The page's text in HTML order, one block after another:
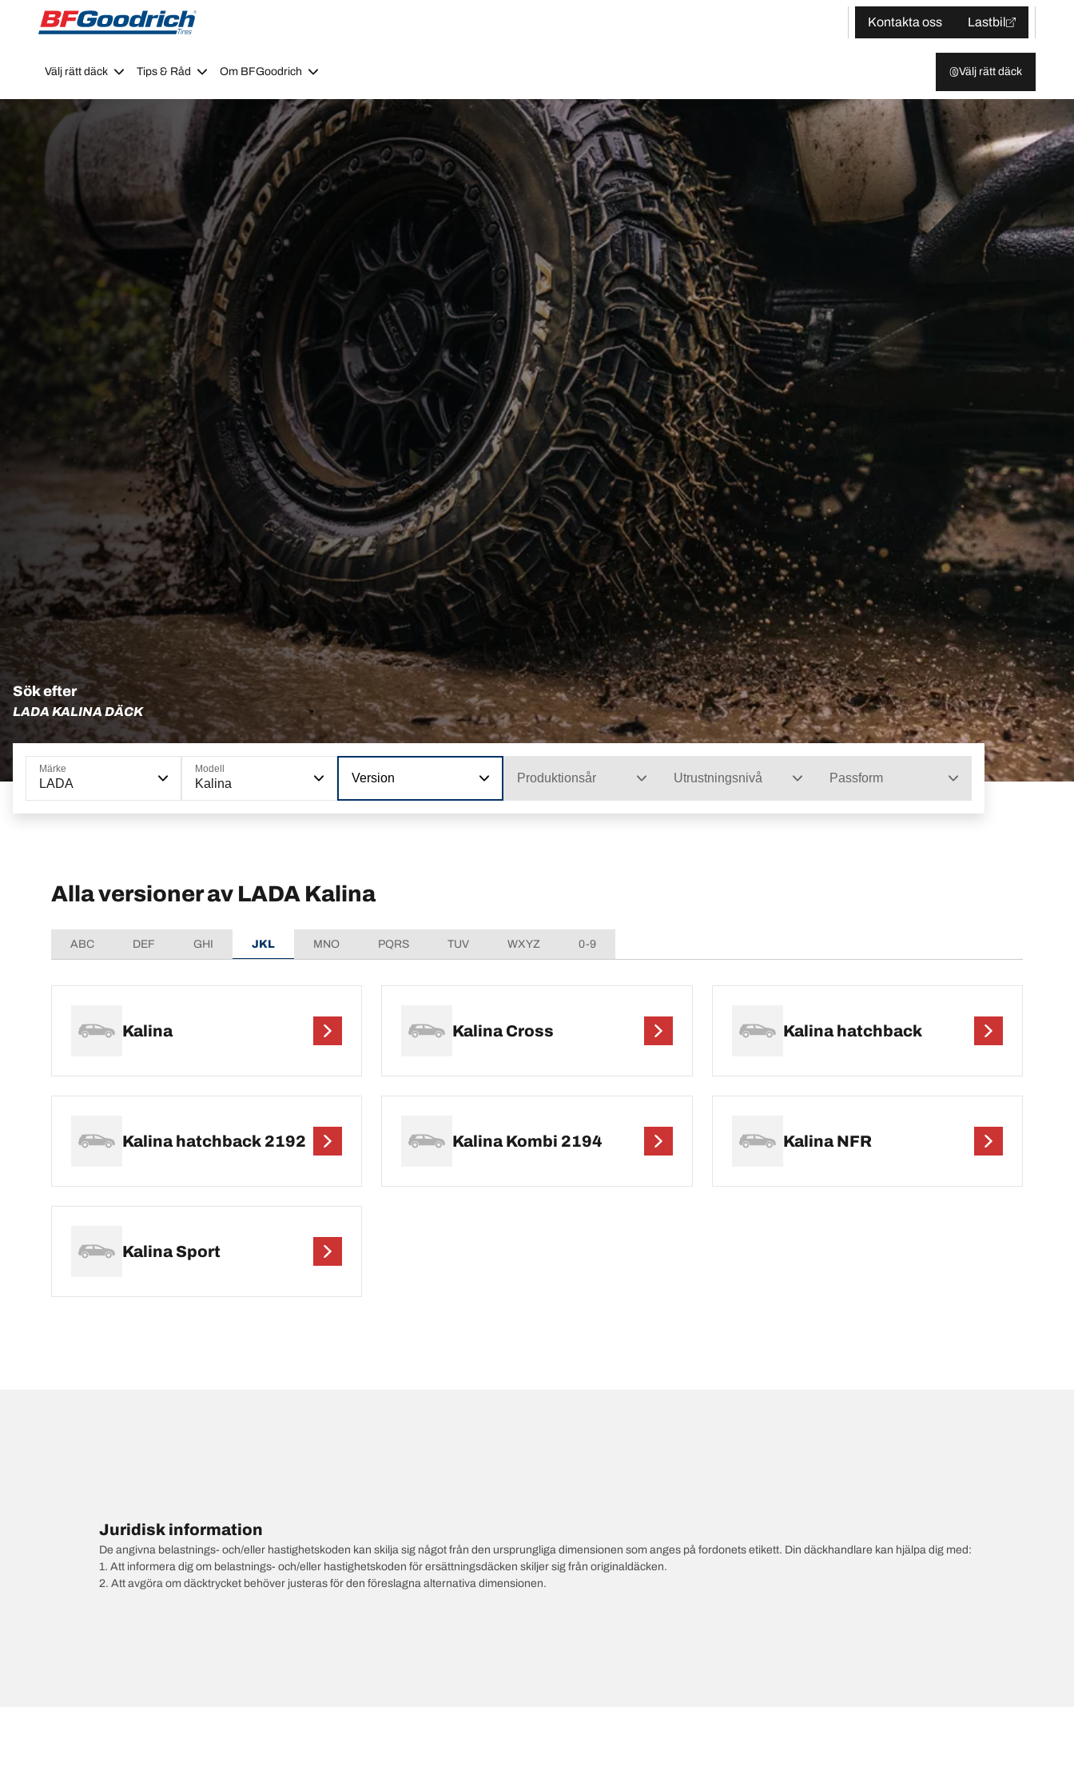
Go to page content
Go to page navigation
Kontakta oss
Lastbil
Välj rätt däck Tips & Råd Om BFGoodrich Välj rätt däck
Sök efter
LADA KALINA DÄCK
Märke
LADA
Modell
Kalina Version Produktionsår Utrustningsnivå Passform
Alla versioner av LADA Kalina
ABC DEF GHI JKL MNO PQRS TUV WXYZ 0-9
Kalina Kalina Cross Kalina hatchback
Kalina hatchback 2192 Kalina Kombi 2194 Kalina NFR
Kalina Sport
Juridisk information
De angivna belastnings- och/eller hastighetskoden kan skilja sig något från den ursprungliga dimensionen som anges på fordonets etikett. Din däckhandlare kan hjälpa dig med:
1. Att informera dig om belastnings- och/eller hastighetskoden för ersättningsdäcken skiljer sig från originaldäcken.
2. Att avgöra om däcktrycket behöver justeras för den föreslagna alternativa dimensionen.